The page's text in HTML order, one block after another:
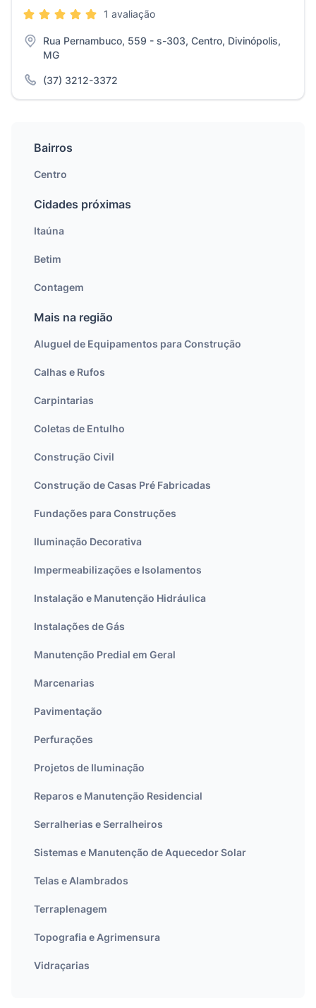
1 avaliação
Rua Pernambuco, 559 - s-303, Centro, Divinópolis,
MG
(37) 3212-3372
Bairros
Centro
Cidades próximas
Itaúna
Betim
Contagem
Mais na região
Aluguel de Equipamentos para Construção
Calhas e Rufos
Carpintarias
Coletas de Entulho
Construção Civil
Construção de Casas Pré Fabricadas
Fundações para Construções
Iluminação Decorativa
Impermeabilizações e Isolamentos
Instalação e Manutenção Hidráulica
Instalações de Gás
Manutenção Predial em Geral
Marcenarias
Pavimentação
Perfurações
Projetos de Iluminação
Reparos e Manutenção Residencial
Serralherias e Serralheiros
Sistemas e Manutenção de Aquecedor Solar
Telas e Alambrados
Terraplenagem
Topografia e Agrimensura
Vidraçarias